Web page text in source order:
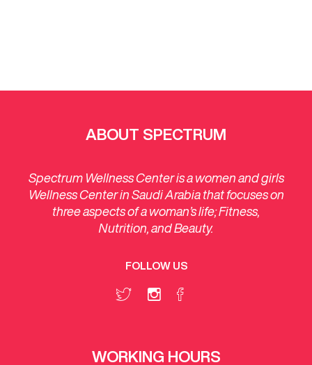
ABOUT SPECTRUM
Spectrum Wellness Center is a women and girls
Wellness Center in Saudi Arabia that focuses on
three aspects of a woman’s life; Fitness,
Nutrition, and Beauty.
FOLLOW US
WORKING HOURS